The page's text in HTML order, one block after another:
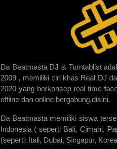
Da Beatmasta DJ & Turntablist
2009 , memiliki ciri khas Real DJ
2020 yang berkonsep real time
offline dan online bergabung.disini.
Da Beatmasta memiliki siswa
Indonesia ( seperti Bali, Cimahi,
(seperti: Itali, Dubai, Singapur,